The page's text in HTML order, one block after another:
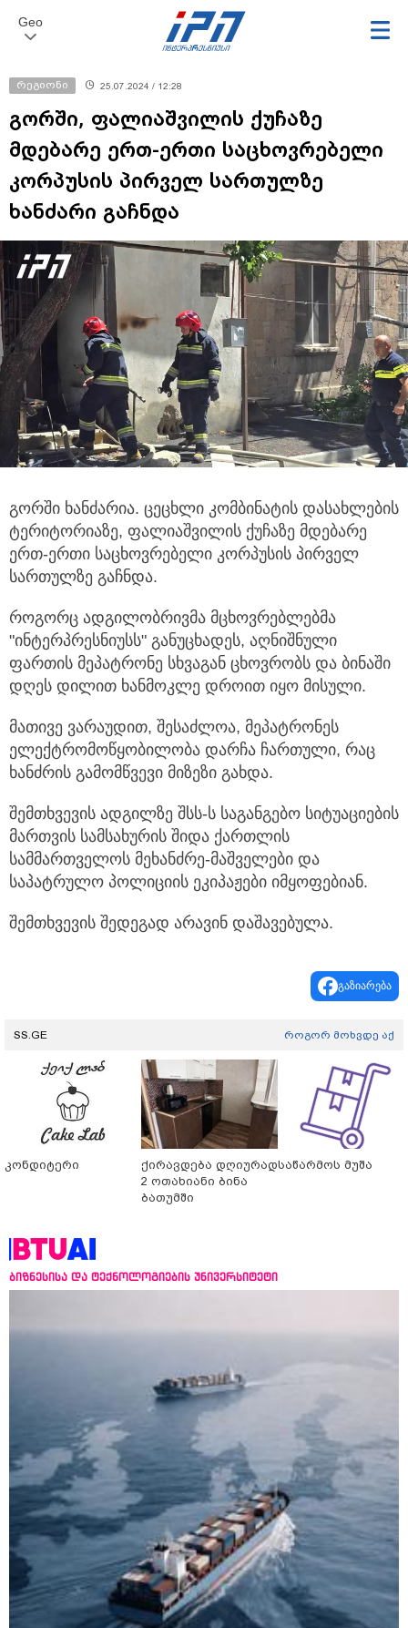
Geo
რეგიონი 25.07.2024 / 12:28
გორში, ფალიაშვილის ქუჩაზე
მდებარე ერთ-ერთი საცხოვრებელი
კორპუსის პირველ სართულზე
ხანძარი გაჩნდა
გორში ხანძარია. ცეცხლი კომბინატის დასახლების
ტერიტორიაზე, ფალიაშვილის ქუჩაზე მდებარე
ერთ-ერთი საცხოვრებელი კორპუსის პირველ
სართულზე გაჩნდა.
როგორც ადგილობრივმა მცხოვრებლებმა
"ინტერპრესნიუსს" განუცხადეს, აღნიშნული
ფართის მეპატრონე სხვაგან ცხოვრობს და ბინაში
დღეს დილით ხანმოკლე დროით იყო მისული.
მათივე ვარაუდით, შესაძლოა, მეპატრონეს
ელექტრომოწყობილობა დარჩა ჩართული, რაც
ხანძრის გამომწვევი მიზეზი გახდა.
შემთხვევის ადგილზე შსს-ს საგანგებო სიტუაციების
მართვის სამსახურის შიდა ქართლის
სამმართველოს მეხანძრე-მაშველები და
საპატრულო პოლიციის ეკიპაჟები იმყოფებიან.
შემთხვევის შედეგად არავინ დაშავებულა.
გაზიარება
SS.GE როგორ მოხვდე აქ
კონდიტერი
ქირავდება დღიურად
2 ოთახიანი ბინა
ბათუმში
საწარმოს მუშა
ბიზნესისა და ტექნოლოგიების უნივერსიტეტი